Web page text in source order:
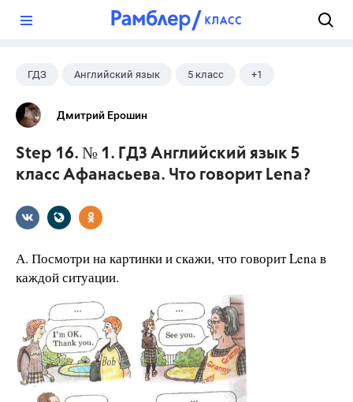
ГДЗ Английский язык 5 класс +1
Афанасьева О. В.
Дмитрий Ерошин
Step 16. № 1. ГДЗ Английский язык 5
класс Афанасьева. Что говорит Lena?
А. Посмотри на картинки и скажи, что говорит Lena в
каждой ситуации.